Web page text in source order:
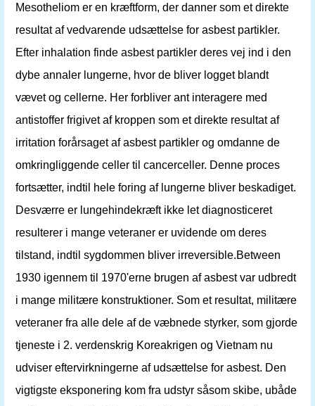
Mesotheliom er en kræftform, der danner som et direkte
resultat af vedvarende udsættelse for asbest partikler.
Efter inhalation finde asbest partikler deres vej ind i den
dybe annaler lungerne, hvor de bliver logget blandt
vævet og cellerne. Her forbliver ant interagere med
antistoffer frigivet af kroppen som et direkte resultat af
irritation forårsaget af asbest partikler og omdanne de
omkringliggende celler til cancerceller. Denne proces
fortsætter, indtil hele foring af lungerne bliver beskadiget.
Desværre er lungehindekræft ikke let diagnosticeret
resulterer i mange veteraner er uvidende om deres
tilstand, indtil sygdommen bliver irreversible.Between
1930 igennem til 1970'erne brugen af ​​asbest var udbredt
i mange militære konstruktioner. Som et resultat, militære
veteraner fra alle dele af de væbnede styrker, som gjorde
tjeneste i 2. verdenskrig Koreakrigen og Vietnam nu
udviser eftervirkningerne af udsættelse for asbest. Den
vigtigste eksponering kom fra udstyr såsom skibe, ubåde